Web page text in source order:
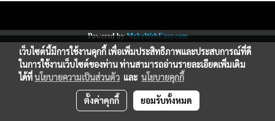
Powered byMakeWebEasy.com
เว็บไซต์นี้มีการใช้งานคุกกี้ เพื่อเพิ่มประสิทธิภาพและประสบการณ์ที่ดี
ในการใช้งานเว็บไซต์ของท่าน ท่านสามารถอ่านรายละเอียดเพิ่มเติม
ได้ที่นโยบายความเป็นส่วนตัว และ นโยบายคุกกี้
ตั้งค่าคุกกี้ ยอมรับทั้งหมด